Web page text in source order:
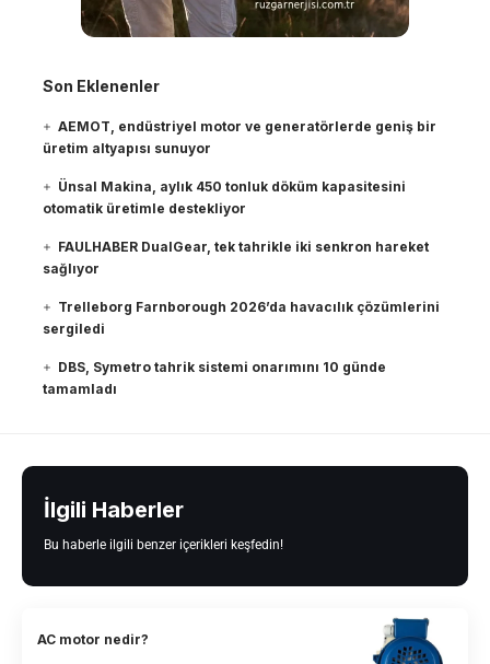
Son Eklenenler
AEMOT, endüstriyel motor ve generatörlerde geniş bir
üretim altyapısı sunuyor
Ünsal Makina, aylık 450 tonluk döküm kapasitesini
otomatik üretimle destekliyor
FAULHABER DualGear, tek tahrikle iki senkron hareket
sağlıyor
Trelleborg Farnborough 2026’da havacılık çözümlerini
sergiledi
DBS, Symetro tahrik sistemi onarımını 10 günde
tamamladı
İlgili Haberler
Bu haberle ilgili benzer içerikleri keşfedin!
AC motor nedir?